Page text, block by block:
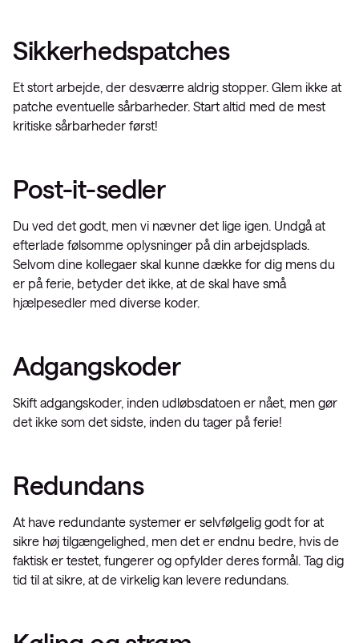
Sikkerhedspatches
Et stort arbejde, der desværre aldrig stopper. Glem ikke at
patche eventuelle sårbarheder. Start altid med de mest
kritiske sårbarheder først!
Post-it-sedler
Du ved det godt, men vi nævner det lige igen. Undgå at
efterlade følsomme oplysninger på din arbejdsplads.
Selvom dine kollegaer skal kunne dække for dig mens du
er på ferie, betyder det ikke, at de skal have små
hjælpesedler med diverse koder.
Adgangskoder
Skift adgangskoder, inden udløbsdatoen er nået, men gør
det ikke som det sidste, inden du tager på ferie!
Redundans
At have redundante systemer er selvfølgelig godt for at
sikre høj tilgængelighed, men det er endnu bedre, hvis de
faktisk er testet, fungerer og opfylder deres formål. Tag dig
tid til at sikre, at de virkelig kan levere redundans.